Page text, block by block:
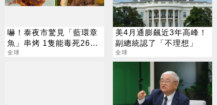
嚇！泰夜市驚見「藍環章
魚」串烤 1隻能毒死26人
沒解藥
全球
美4月通膨飆近3年高峰！
副總統認了「不理想」
全球